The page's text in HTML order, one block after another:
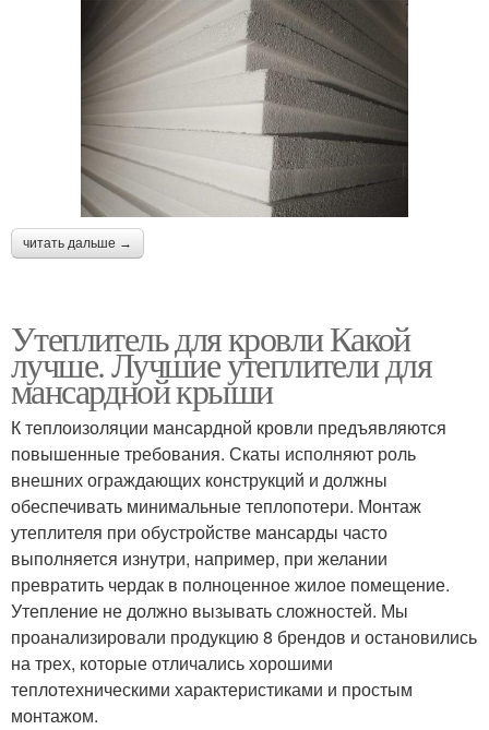
читать дальше →
Утеплитель для кровли Какой
лучше. Лучшие утеплители для
мансардной крыши
К теплоизоляции мансардной кровли предъявляются
повышенные требования. Скаты исполняют роль
внешних ограждающих конструкций и должны
обеспечивать минимальные теплопотери. Монтаж
утеплителя при обустройстве мансарды часто
выполняется изнутри, например, при желании
превратить чердак в полноценное жилое помещение.
Утепление не должно вызывать сложностей. Мы
проанализировали продукцию 8 брендов и остановились
на трех, которые отличались хорошими
теплотехническими характеристиками и простым
монтажом.